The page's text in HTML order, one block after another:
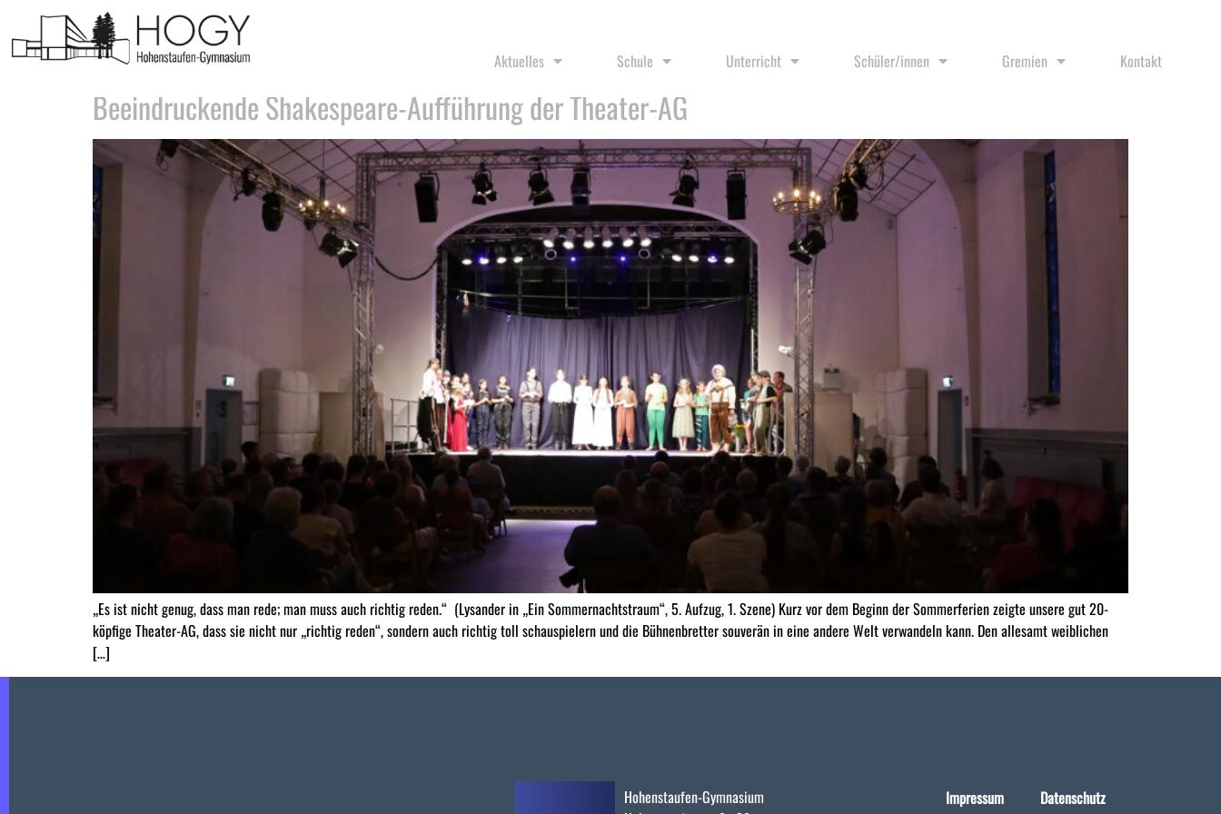
Aktuelles Schule Unterricht Schüler/innen Gremien Kontakt
Schlagwort:
Beeindruckende Shakespeare-Aufführung der Theater-AG
„Es ist nicht genug, dass man rede; man muss auch richtig reden.“ (Lysander in „Ein Sommernachtstraum“, 5. Aufzug, 1. Szene) Kurz vor dem Beginn der Sommerferien zeigte unsere gut 20-
köpfige Theater-AG, dass sie nicht nur „richtig reden“, sondern auch richtig toll schauspielern und die Bühnenbretter souverän in eine andere Welt verwandeln kann. Den allesamt weiblichen
[…]
Hohenstaufen-Gymnasium
Impressum Datenschutz